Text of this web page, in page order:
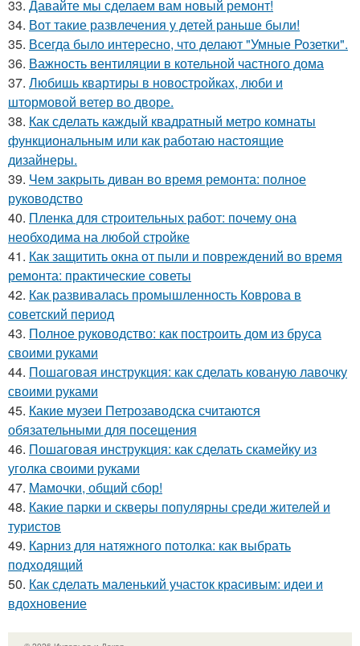
33. Давайте мы сделаем вам новый ремонт!
34. Вот такие развлечения у детей раньше были!
35. Всегда было интересно, что делают "Умные Розетки".
36. Важность вентиляции в котельной частного дома
37. Любишь квартиры в новостройках, люби и
штормовой ветер во дворе.
38. Как сделать каждый квадратный метро комнаты
функциональным или как работаю настоящие
дизайнеры.
39. Чем закрыть диван во время ремонта: полное
руководство
40. Пленка для строительных работ: почему она
необходима на любой стройке
41. Как защитить окна от пыли и повреждений во время
ремонта: практические советы
42. Как развивалась промышленность Коврова в
советский период
43. Полное руководство: как построить дом из бруса
своими руками
44. Пошаговая инструкция: как сделать кованую лавочку
своими руками
45. Какие музеи Петрозаводска считаются
обязательными для посещения
46. Пошаговая инструкция: как сделать скамейку из
уголка своими руками
47. Мамочки, общий сбор!
48. Какие парки и скверы популярны среди жителей и
туристов
49. Карниз для натяжного потолка: как выбрать
подходящий
50. Как сделать маленький участок красивым: идеи и
вдохновение